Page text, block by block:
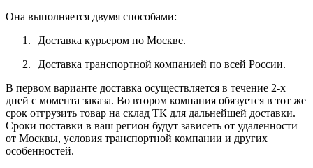
Она выполняется двумя способами:
1.
Доставка курьером по Москве.
2.
Доставка транспортной компанией по всей России.
В первом варианте доставка осуществляется в течение 2-х
дней с момента заказа. Во втором компания обязуется в тот же
срок отгрузить товар на склад ТК для дальнейшей доставки.
Сроки поставки в ваш регион будут зависеть от удаленности
от Москвы, условия транспортной компании и других
особенностей.